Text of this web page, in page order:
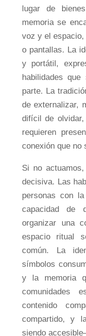
lugar de
memoria se
voz y el
o pantallas. La
y portátil,
habilidades
parte. La
de externalizar,
difícil de
requieren
conexión que no
Si no
decisiva. Las
personas con
capacidad de
organizar una
espacio ritual
común. La
símbolos
y ​​la memoria
comunidades
contenido
compartido, y
siendo